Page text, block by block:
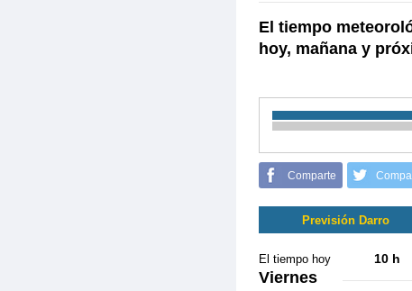
El tiempo
hoy, mañana y
Comparte
Previsión Darro
El tiempo hoy
Viernes
10 h